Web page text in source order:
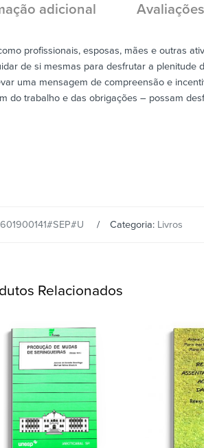
adicional
profissionais, esposas, mães e outras
de si mesmas para desfrutar a plenitude
uma mensagem de compreensão e
do trabalho e das obrigações – possam
Categoria: Livros
Relacionados